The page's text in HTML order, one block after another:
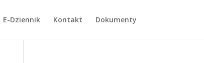
E-Dziennik Kontakt Dokumenty